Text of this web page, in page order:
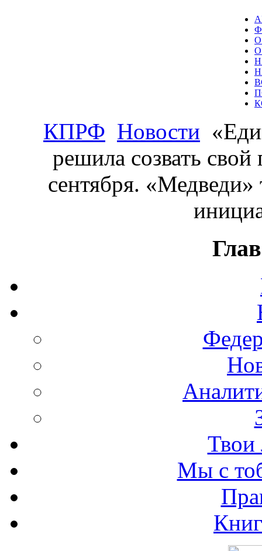
КПРФ Новости
решила созвать
сентября.
Твои
Мы с